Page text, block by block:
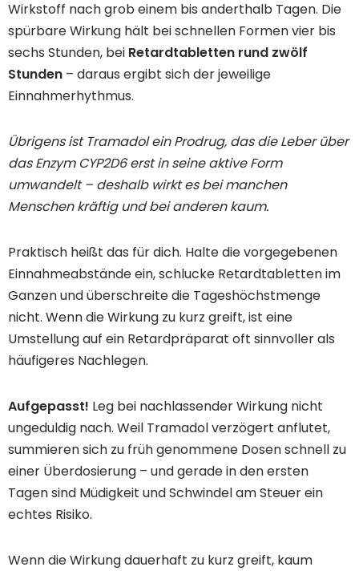
Wirkstoff nach grob einem bis anderthalb Tagen. Die
spürbare Wirkung hält bei schnellen Formen vier bis
sechs Stunden, bei Retardtabletten rund zwölf
Stunden – daraus ergibt sich der jeweilige
Einnahmerhythmus.
Übrigens ist Tramadol ein Prodrug, das die Leber über
das Enzym CYP2D6 erst in seine aktive Form
umwandelt – deshalb wirkt es bei manchen
Menschen kräftig und bei anderen kaum.
Praktisch heißt das für dich. Halte die vorgegebenen
Einnahmeabstände ein, schlucke Retardtabletten im
Ganzen und überschreite die Tageshöchstmenge
nicht. Wenn die Wirkung zu kurz greift, ist eine
Umstellung auf ein Retardpräparat oft sinnvoller als
häufigeres Nachlegen.
Aufgepasst! Leg bei nachlassender Wirkung nicht
ungeduldig nach. Weil Tramadol verzögert anflutet,
summieren sich zu früh genommene Dosen schnell zu
einer Überdosierung – und gerade in den ersten
Tagen sind Müdigkeit und Schwindel am Steuer ein
echtes Risiko.
Wenn die Wirkung dauerhaft zu kurz greift, kaum